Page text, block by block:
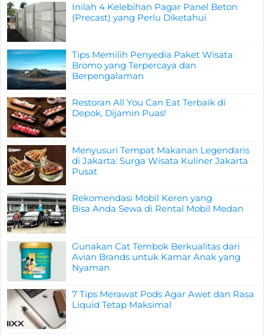
Inilah 4 Kelebihan Pagar Panel Beton
(Precast) yang Perlu Diketahui
Tips Memilih Penyedia Paket Wisata
Bromo yang Terpercaya dan
Berpengalaman
Restoran All You Can Eat Terbaik di
Depok, Dijamin Puas!
Menyusuri Tempat Makanan Legendaris
di Jakarta: Surga Wisata Kuliner Jakarta
Pusat
Rekomendasi Mobil Keren yang
Bisa Anda Sewa di Rental Mobil Medan
Gunakan Cat Tembok Berkualitas dari
Avian Brands untuk Kamar Anak yang
Nyaman
7 Tips Merawat Pods Agar Awet dan Rasa
Liquid Tetap Maksimal